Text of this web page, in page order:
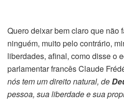
Quero deixar bem claro que não
ninguém, muito pelo contrário,
liberdades, afinal, como disse o
parlamentar francês Claude
nós tem um direito natural, de
pessoa, sua liberdade e sua